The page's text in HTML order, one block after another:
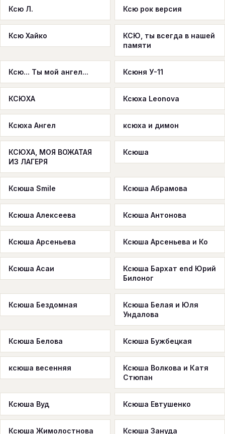
Ксю Л. Ксю рок версия
Ксю Хайко
КСЮ, ты всегда в нашей
памяти
Ксю... Ты мой ангел... Ксюня У-11
КСЮХА Ксюха Leonova
Ксюха Ангел ксюха и димон
КСЮХА, МОЯ ВОЖАТАЯ
ИЗ ЛАГЕРЯ
Ксюша
Ксюша Smile Ксюша Абрамова
Ксюша Алексеева Ксюша Антонова
Ксюша Арсеньева Ксюша Арсеньева и Ко
Ксюша Асаи
Ксюша Бархат end Юрий
Билоног
Ксюша Бездомная
Ксюша Белая и Юля
Ундалова
Ксюша Белова Ксюша Бужбецкая
ксюша весенняя
Ксюша Волкова и Катя
Стюпан
Ксюша Вуд Ксюша Евтушенко
Ксюша Жимолостнова Ксюша Зануда